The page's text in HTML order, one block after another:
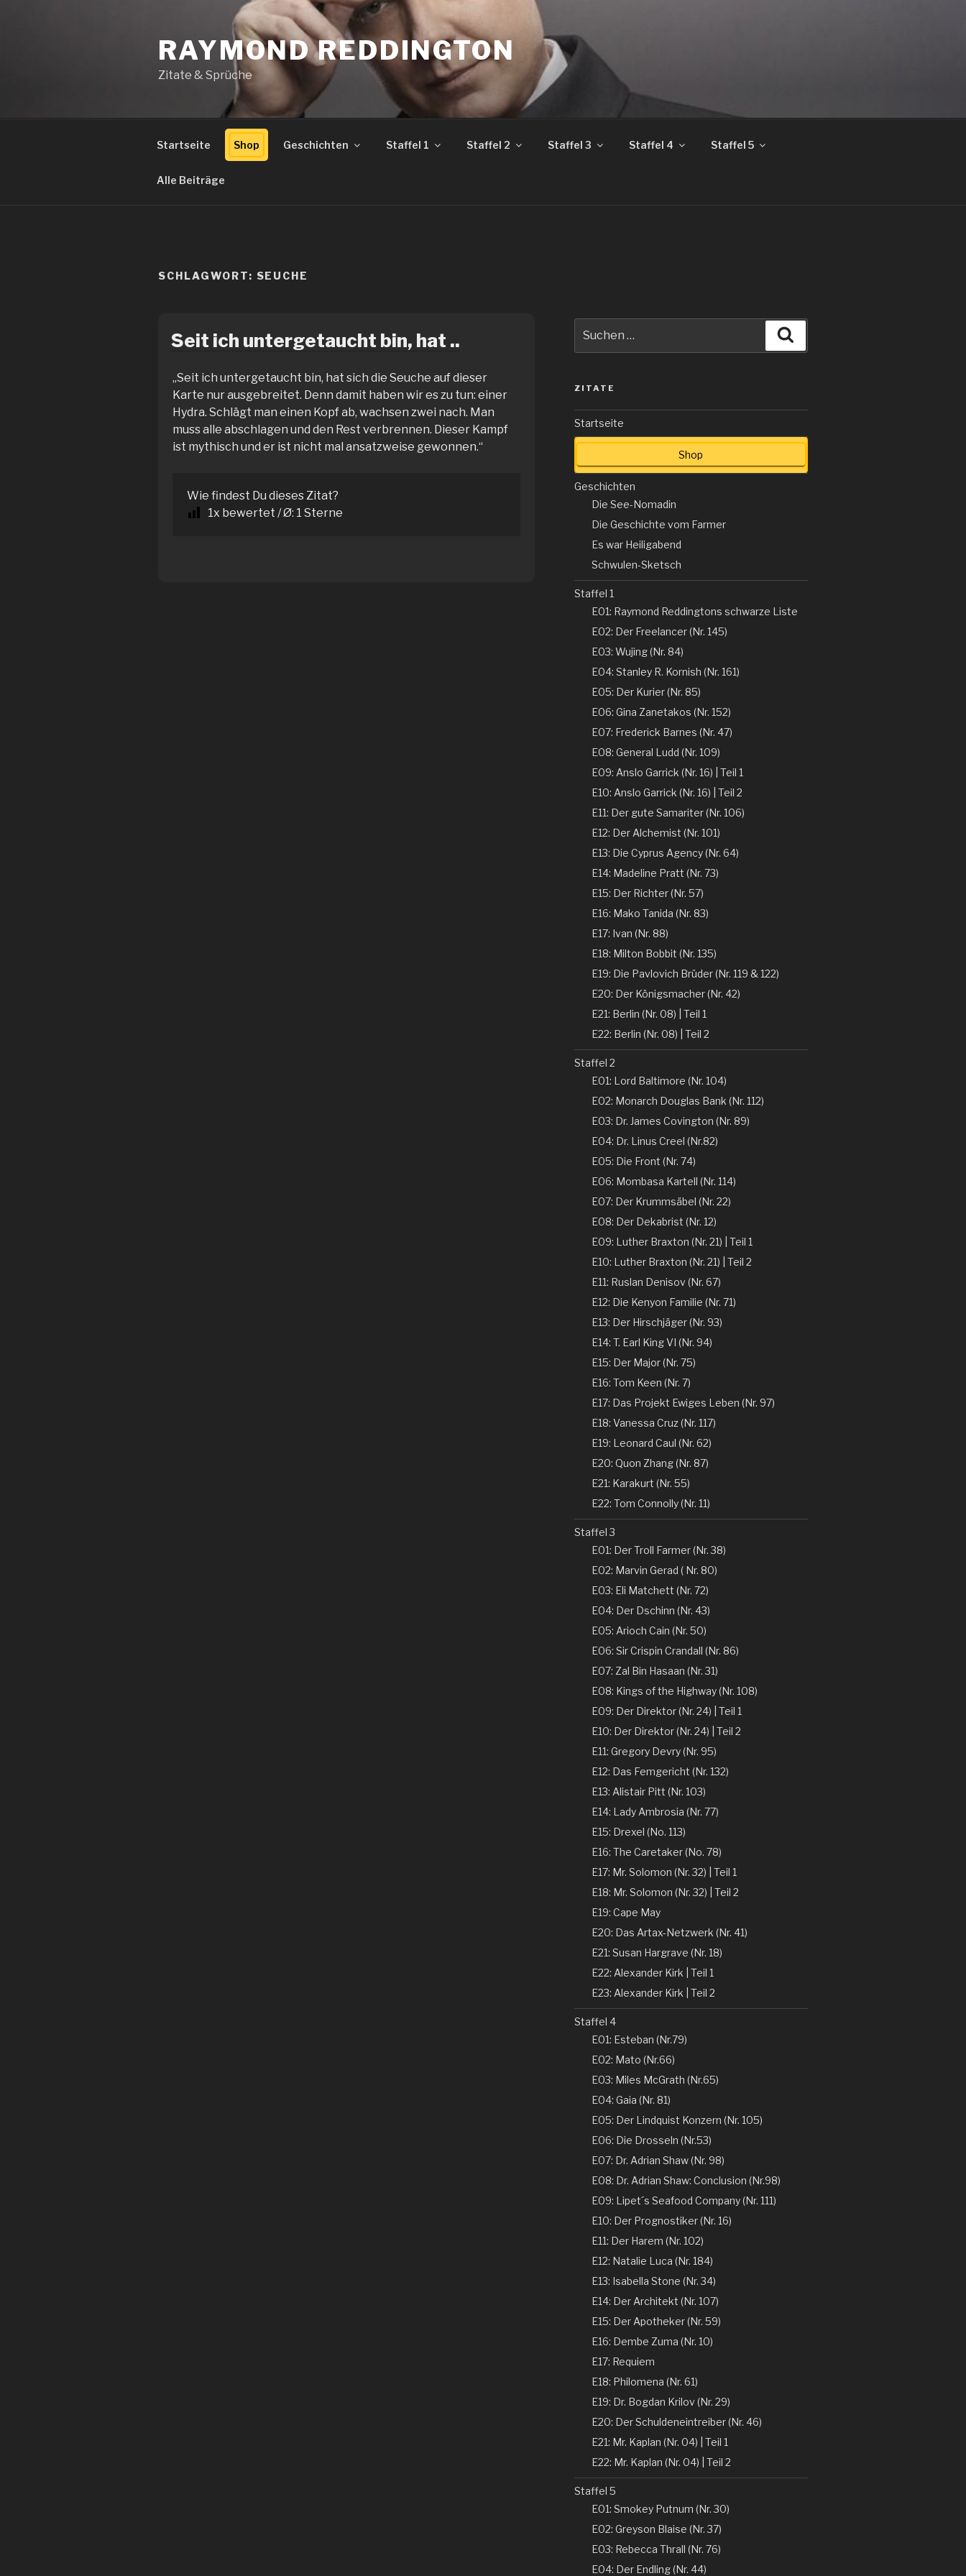
RAYMOND REDDINGTON
Zitate & Sprüche
Startseite Shop Geschichten Staffel 1 Staffel 2 Staffel 3 Staffel 4 Staffel 5
Alle Beiträge
SCHLAGWORT: SEUCHE
Seit ich untergetaucht bin, hat ..
„Seit ich untergetaucht bin, hat sich die Seuche auf dieser
Karte nur ausgebreitet. Denn damit haben wir es zu tun: einer
Hydra. Schlägt man einen Kopf ab, wachsen zwei nach. Man
muss alle abschlagen und den Rest verbrennen. Dieser Kampf
ist mythisch und er ist nicht mal ansatzweise gewonnen.“
Wie findest Du dieses Zitat?
1x bewertet / Ø: 1 Sterne
nach:
ZITATE
Startseite
Shop
Geschichten
Die See-Nomadin
Die Geschichte vom Farmer
Es war Heiligabend
Schwulen-Sketsch
Staffel 1
E01: Raymond Reddingtons schwarze Liste
E02: Der Freelancer (Nr. 145)
E03: Wujing (Nr. 84)
E04: Stanley R. Kornish (Nr. 161)
E05: Der Kurier (Nr. 85)
E06: Gina Zanetakos (Nr. 152)
E07: Frederick Barnes (Nr. 47)
E08: General Ludd (Nr. 109)
E09: Anslo Garrick (Nr. 16) | Teil 1
E10: Anslo Garrick (Nr. 16) | Teil 2
E11: Der gute Samariter (Nr. 106)
E12: Der Alchemist (Nr. 101)
E13: Die Cyprus Agency (Nr. 64)
E14: Madeline Pratt (Nr. 73)
E15: Der Richter (Nr. 57)
E16: Mako Tanida (Nr. 83)
E17: Ivan (Nr. 88)
E18: Milton Bobbit (Nr. 135)
E19: Die Pavlovich Brüder (Nr. 119 & 122)
E20: Der Königsmacher (Nr. 42)
E21: Berlin (Nr. 08) | Teil 1
E22: Berlin (Nr. 08) | Teil 2
Staffel 2
E01: Lord Baltimore (Nr. 104)
E02: Monarch Douglas Bank (Nr. 112)
E03: Dr. James Covington (Nr. 89)
E04: Dr. Linus Creel (Nr.82)
E05: Die Front (Nr. 74)
E06: Mombasa Kartell (Nr. 114)
E07: Der Krummsäbel (Nr. 22)
E08: Der Dekabrist (Nr. 12)
E09: Luther Braxton (Nr. 21) | Teil 1
E10: Luther Braxton (Nr. 21) | Teil 2
E11: Ruslan Denisov (Nr. 67)
E12: Die Kenyon Familie (Nr. 71)
E13: Der Hirschjäger (Nr. 93)
E14: T. Earl King VI (Nr. 94)
E15: Der Major (Nr. 75)
E16: Tom Keen (Nr. 7)
E17: Das Projekt Ewiges Leben (Nr. 97)
E18: Vanessa Cruz (Nr. 117)
E19: Leonard Caul (Nr. 62)
E20: Quon Zhang (Nr. 87)
E21: Karakurt (Nr. 55)
E22: Tom Connolly (Nr. 11)
Staffel 3
E01: Der Troll Farmer (Nr. 38)
E02: Marvin Gerad ( Nr. 80)
E03: Eli Matchett (Nr. 72)
E04: Der Dschinn (Nr. 43)
E05: Arioch Cain (Nr. 50)
E06: Sir Crispin Crandall (Nr. 86)
E07: Zal Bin Hasaan (Nr. 31)
E08: Kings of the Highway (Nr. 108)
E09: Der Direktor (Nr. 24) | Teil 1
E10: Der Direktor (Nr. 24) | Teil 2
E11: Gregory Devry (Nr. 95)
E12: Das Femgericht (Nr. 132)
E13: Alistair Pitt (Nr. 103)
E14: Lady Ambrosia (Nr. 77)
E15: Drexel (No. 113)
E16: The Caretaker (No. 78)
E17: Mr. Solomon (Nr. 32) | Teil 1
E18: Mr. Solomon (Nr. 32) | Teil 2
E19: Cape May
E20: Das Artax-Netzwerk (Nr. 41)
E21: Susan Hargrave (Nr. 18)
E22: Alexander Kirk | Teil 1
E23: Alexander Kirk | Teil 2
Staffel 4
E01: Esteban (Nr.79)
E02: Mato (Nr.66)
E03: Miles McGrath (Nr.65)
E04: Gaia (Nr. 81)
E05: Der Lindquist Konzern (Nr. 105)
E06: Die Drosseln (Nr.53)
E07: Dr. Adrian Shaw (Nr. 98)
E08: Dr. Adrian Shaw: Conclusion (Nr.98)
E09: Lipet´s Seafood Company (Nr. 111)
E10: Der Prognostiker (Nr. 16)
E11: Der Harem (Nr. 102)
E12: Natalie Luca (Nr. 184)
E13: Isabella Stone (Nr. 34)
E14: Der Architekt (Nr. 107)
E15: Der Apotheker (Nr. 59)
E16: Dembe Zuma (Nr. 10)
E17: Requiem
E18: Philomena (Nr. 61)
E19: Dr. Bogdan Krilov (Nr. 29)
E20: Der Schuldeneintreiber (Nr. 46)
E21: Mr. Kaplan (Nr. 04) | Teil 1
E22: Mr. Kaplan (Nr. 04) | Teil 2
Staffel 5
E01: Smokey Putnum (Nr. 30)
E02: Greyson Blaise (Nr. 37)
E03: Rebecca Thrall (Nr. 76)
E04: Der Endling (Nr. 44)